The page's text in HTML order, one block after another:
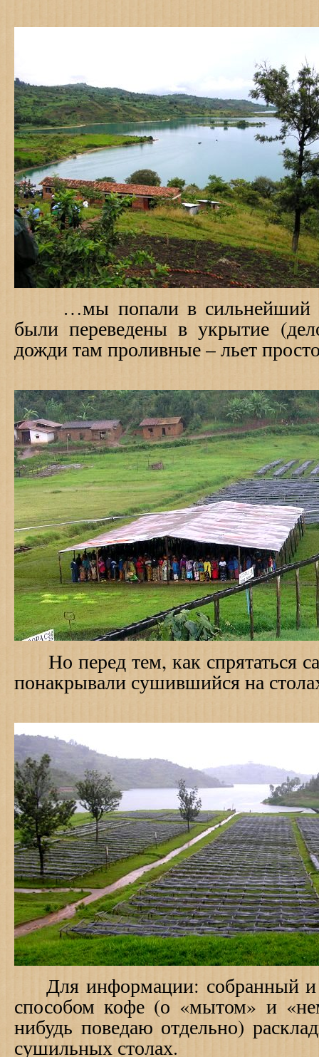
…мы попали в сильнейший
были переведены в укрытие
дожди там проливные – льет
Но перед тем, как спрятаться
понакрывали сушившийся на
Для информации: собранный
способом кофе (о «мытом» и
нибудь поведаю отдельно)
сушильных столах.